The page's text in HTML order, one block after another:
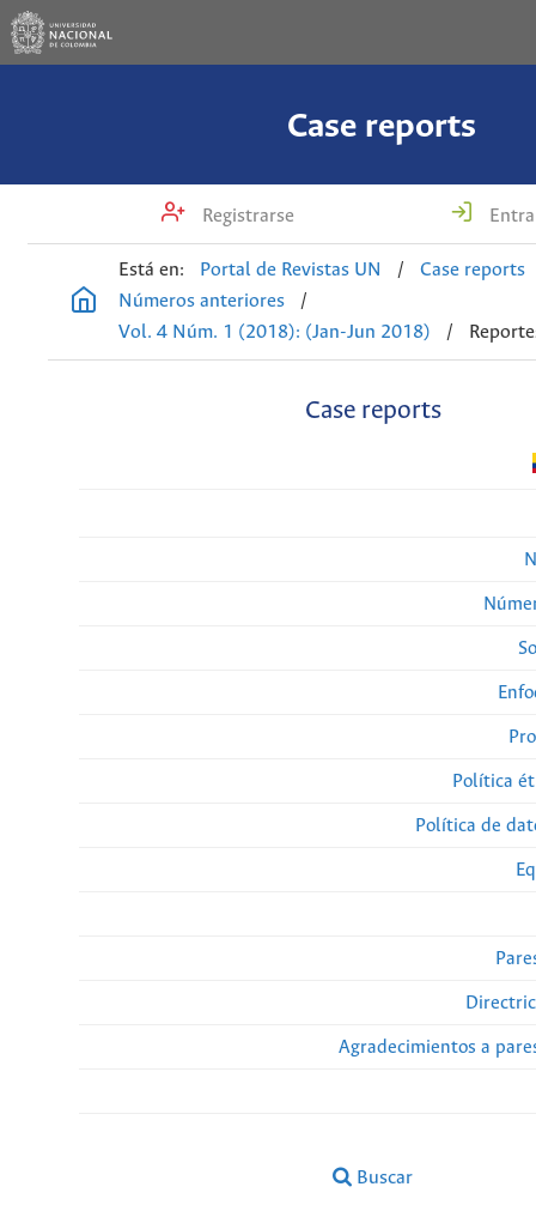
Case reports
Registrarse
Está en: Portal de Revistas UN /
Case reports
Números anteriores
/
Vol. 4 Núm. 1 (2018): (Jan-Jun 2018)
/
Case reports
Política
Política de
Agradecimientos a
Buscar